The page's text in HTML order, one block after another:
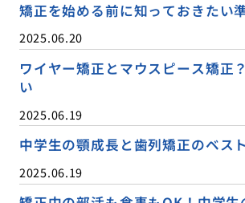
矯正を始める前に知っておきたい
2025.06.20
ワイヤー矯正とマウスピース矯正
い
2025.06.19
中学生の顎成長と歯列矯正のベス
2025.06.19